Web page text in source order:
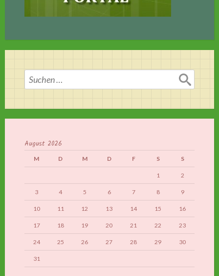
Suchen
nach:
August 2026
M D M D F S S
1 2
3 4 5 6 7 8 9
10 11 12 13 14 15 16
17 18 19 20 21 22 23
24 25 26 27 28 29 30
31